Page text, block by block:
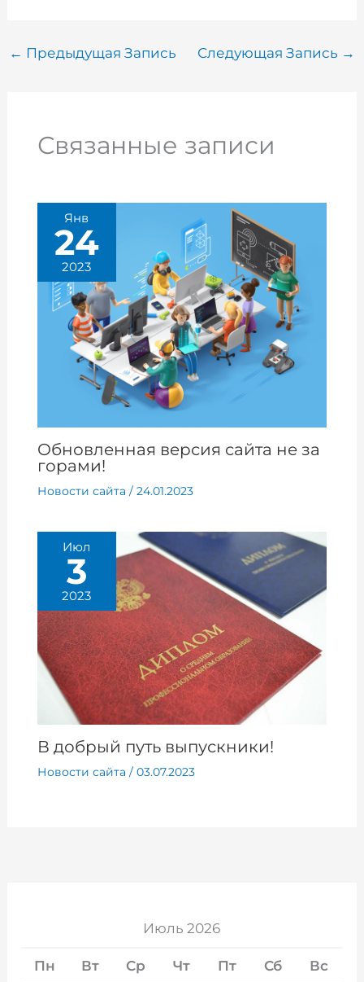
← Предыдущая Запись Следующая Запись →
Связанные записи
Янв
24
2023
Обновленная версия сайта не за
горами!
Новости сайта / 24.01.2023
Июл
3
2023
В добрый путь выпускники!
Новости сайта / 03.07.2023
Июль 2026
Пн Вт Ср Чт Пт Сб Вс